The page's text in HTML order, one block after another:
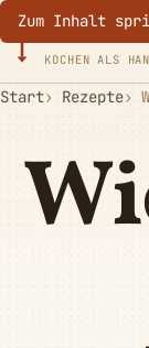
Zum Inhalt
KOCHEN ALS
Start Rezepte